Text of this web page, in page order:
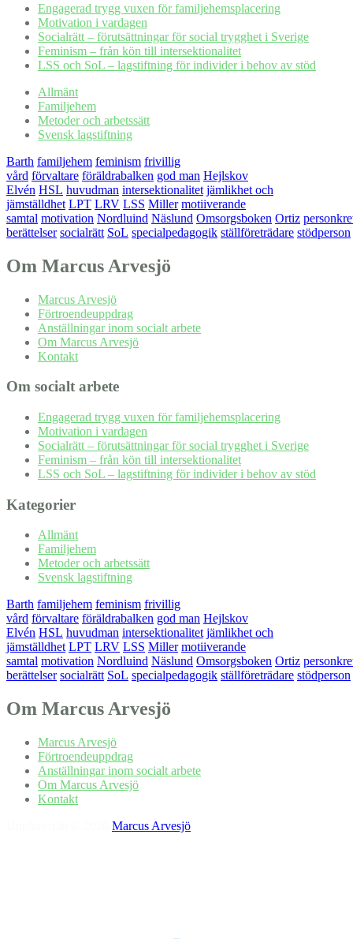
Engagerad trygg vuxen för familjehemsplacering
Motivation i vardagen
Socialrätt – förutsättningar för social trygghet i Sverige
Feminism – från kön till intersektionalitet
LSS och SoL – lagstiftning för individer i behov av stöd
Allmänt
Familjehem
Metoder och arbetssätt
Svensk lagstiftning
Barth familjehem feminism frivillig
vård förvaltare föräldrabalken god man Hejlskov
Elvén HSL huvudman intersektionalitet jämlikhet och
jämställdhet LPT LRV LSS Miller motiiverande
samtal motivation Nordluind Näslund Omsorgsboken Ortiz
berättelser socialrätt SoL specialpedagogik ställföreträdare stödperson
Om Marcus Arvesjö
Marcus Arvesjö
Förtroendeuppdrag
Anställningar inom socialt arbete
Om Marcus Arvesjö
Kontakt
Om socialt arbete
Engagerad trygg vuxen för familjehemsplacering
Motivation i vardagen
Socialrätt – förutsättningar för social trygghet i Sverige
Feminism – från kön till intersektionalitet
LSS och SoL – lagstiftning för individer i behov av stöd
Kategorier
Allmänt
Familjehem
Metoder och arbetssätt
Svensk lagstiftning
Barth familjehem feminism frivillig
vård förvaltare föräldrabalken god man Hejlskov
Elvén HSL huvudman intersektionalitet jämlikhet och
jämställdhet LPT LRV LSS Miller motiiverande
samtal motivation Nordluind Näslund Omsorgsboken Ortiz
berättelser socialrätt SoL specialpedagogik ställföreträdare stödperson
Om Marcus Arvesjö
Marcus Arvesjö
Förtroendeuppdrag
Anställningar inom socialt arbete
Om Marcus Arvesjö
Kontakt
Marcus Arvesjö